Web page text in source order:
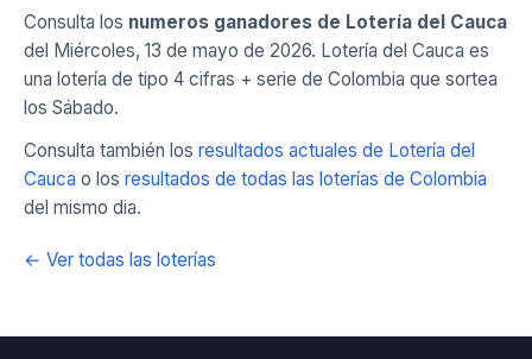
Consulta los numeros ganadores de Lotería del Cauca
del Miércoles, 13 de mayo de 2026. Lotería del Cauca es
una lotería de tipo 4 cifras + serie de Colombia que sortea
los Sábado.
Consulta también los resultados actuales de Lotería del
Cauca o los resultados de todas las loterías de Colombia
del mismo dia.
← Ver todas las loterías